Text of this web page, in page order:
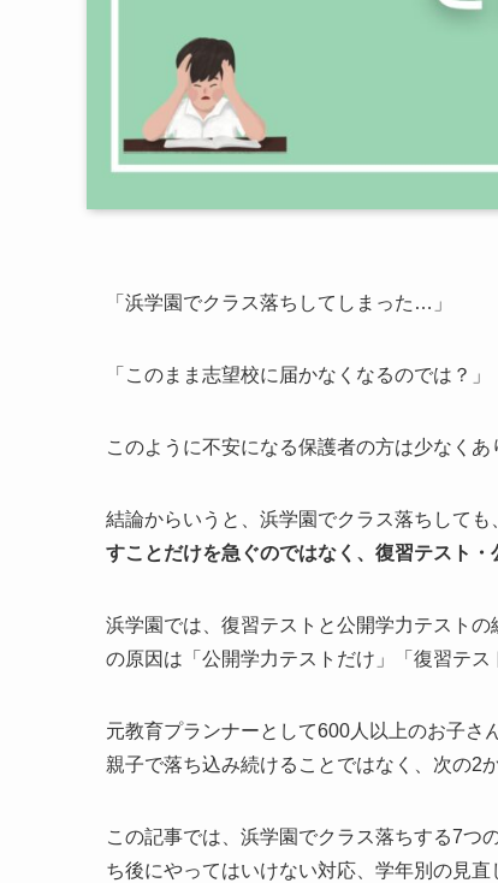
「浜学園でクラス落ちしてしまった…」
「このまま志望校に届かなくなるのでは？」
このように不安になる保護者の方は少なくあ
結論からいうと、浜学園でクラス落ちして
すことだけを急ぐのではなく、復習テスト
浜学園では、復習テストと公開学力テスト
の原因は「公開学力テストだけ」「復習テス
元教育プランナーとして600人以上のお子さ
親子で落ち込み続けることではなく、次の2
この記事では、浜学園でクラス落ちする7つ
ち後にやってはいけない対応、学年別の見